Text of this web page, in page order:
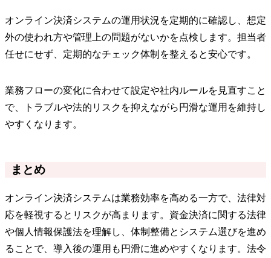
オンライン決済システムの運用状況を定期的に確認し、想定
外の使われ方や管理上の問題がないかを点検します。担当者
任せにせず、定期的なチェック体制を整えると安心です。
業務フローの変化に合わせて設定や社内ルールを見直すこと
で、トラブルや法的リスクを抑えながら円滑な運用を維持し
やすくなります。
まとめ
オンライン決済システムは業務効率を高める一方で、法律対
応を軽視するとリスクが高まります。資金決済に関する法律
や個人情報保護法を理解し、体制整備とシステム選びを進め
ることで、導入後の運用も円滑に進めやすくなります。法令